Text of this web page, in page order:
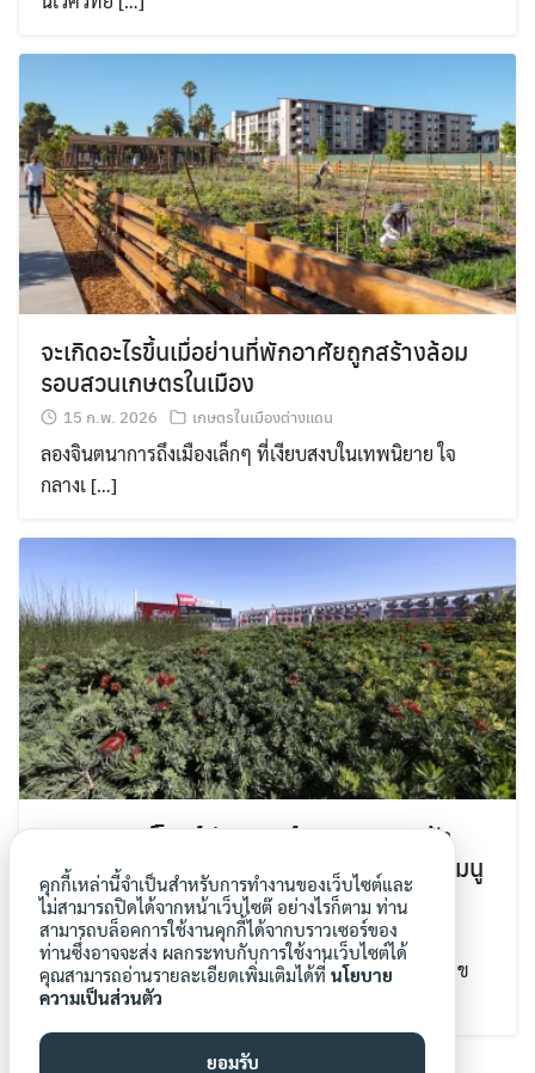
จะเกิดอะไรขึ้นเมื่อย่านที่พักอาศัยถูกสร้างล้อม
รอบสวนเกษตรในเมือง
15 ก.พ. 2026 เกษตรในเมืองต่างแดน
ลองจินตนาการถึงเมืองเล็กๆ ที่เงียบสงบในเทพนิยาย ใจ
กลางเ […]
สนามซูเปอร์โบวล์มีสวนออร์แกนิกบนดาดฟ้า
ขนาด 7,500 ตารางฟุต เพื่อส่งต่อวัตถุดิบสู่เมนู
เด็ดในวันแข่งขัน
10 ก.พ. 2026 เกษตรในเมืองต่างแดน
ที่นี่คือพิกัดที่แฟนๆ จะได้ลิ้มลองอาหารที่ปลูกบนหลังคาข
[…]
คุกกี้เหล่านี้จำเป็นสำหรับการทำงานของเว็บไซต์และ
ไม่สามารถปิดได้จากหน้าเว็บไซต๊ อย่างไรก็ตาม ท่าน
สามารถบล็อคการใช้งานคุกกี้ได้จากบราวเซอร์ของ
ท่านซึ่งอาจจะส่ง ผลกระทบกับการใช้งานเว็บไซต์ได้
คุณสามารถอ่านรายละเอียดเพิ่มเติมได้ที่ นโยบาย
ความเป็นส่วนตัว
ยอมรับ